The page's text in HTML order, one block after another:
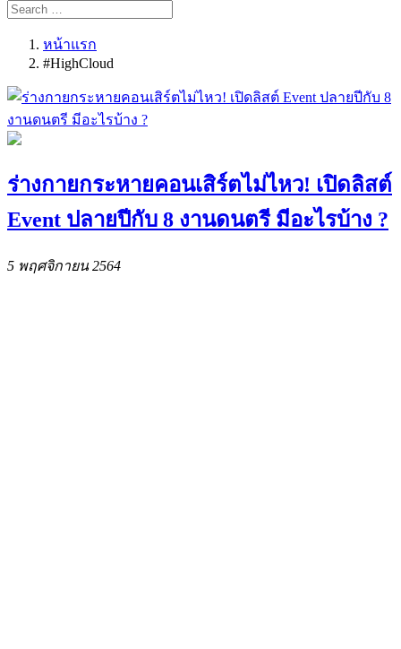
หน้าแรก
#HighCloud
ร่างกายกระหายคอนเสิร์ตไม่ไหว! เปิดลิสต์
Event ปลายปีกับ 8 งานดนตรี มีอะไรบ้าง ?
5 พฤศจิกายน 2564